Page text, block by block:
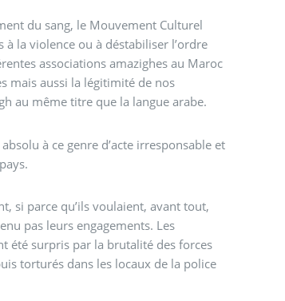
du sang, le Mouvement Culturel
à la violence ou à déstabiliser l’ordre
associations amazighes au Maroc
mais aussi la légitimité de nos
au même titre que la langue arabe.
à ce genre d’acte irresponsable et
si parce qu’ils voulaient, avant tout,
pas leurs engagements. Les
été surpris par la brutalité des forces
torturés dans les locaux de la police